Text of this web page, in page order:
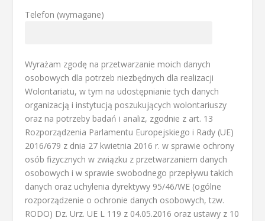
Telefon (wymagane)
Wyrażam zgodę na przetwarzanie moich danych
osobowych dla potrzeb niezbędnych dla realizacji
Wolontariatu, w tym na udostępnianie tych danych
organizacją i instytucją poszukujących wolontariuszy
oraz na potrzeby badań i analiz, zgodnie z art. 13
Rozporządzenia Parlamentu Europejskiego i Rady (UE)
2016/679 z dnia 27 kwietnia 2016 r. w sprawie ochrony
osób fizycznych w związku z przetwarzaniem danych
osobowych i w sprawie swobodnego przepływu takich
danych oraz uchylenia dyrektywy 95/46/WE (ogólne
rozporządzenie o ochronie danych osobowych, tzw.
RODO) Dz. Urz. UE L 119 z 04.05.2016 oraz ustawy z 10